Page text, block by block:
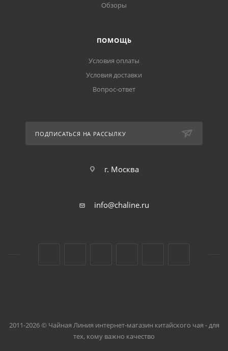
Обзоры
ПОМОЩЬ
Условия оплаты
Условия доставки
Вопрос-ответ
ПОДПИСАТЬСЯ НА РАССЫЛКУ
г. Москва
info@chaline.ru
2011-2026 © Чайная Линия интернет-магазин китайского чая - для
тех, кому важно качество